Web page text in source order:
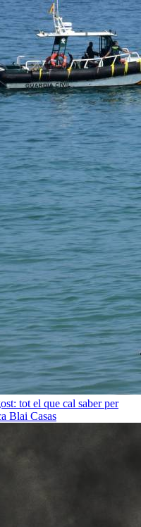
tot el que cal saber per
Blai Casas